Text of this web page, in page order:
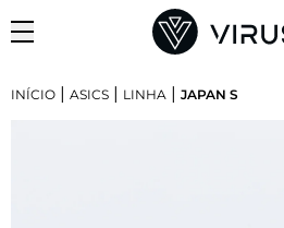
INÍCIO | ASICS | LINHA | JAPAN S